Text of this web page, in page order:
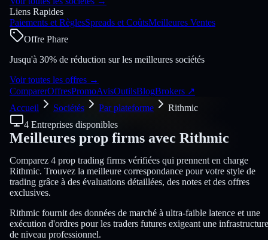
Liens Rapides
Paiements et RèglesSpreads et CoûtsMeilleures Ventes
Offre Phare
Jusqu'à 30% de réduction sur les meilleures sociétés
Voir toutes les offres →
ComparerOffresPromoAvisOutilsBlogBrokers ↗
Accueil
Sociétés Par plateforme
Rithmic
4 Entreprises disponibles
Meilleures prop firms avec Rithmic
Comparez 4 prop trading firms vérifiées qui prennent en charge
Rithmic. Trouvez la meilleure correspondance pour votre style de
trading grâce à des évaluations détaillées, des notes et des offres
exclusives.
Rithmic fournit des données de marché à ultra-faible latence et une
exécution d'ordres pour les traders futures exigeant une infrastructure
de niveau professionnel.